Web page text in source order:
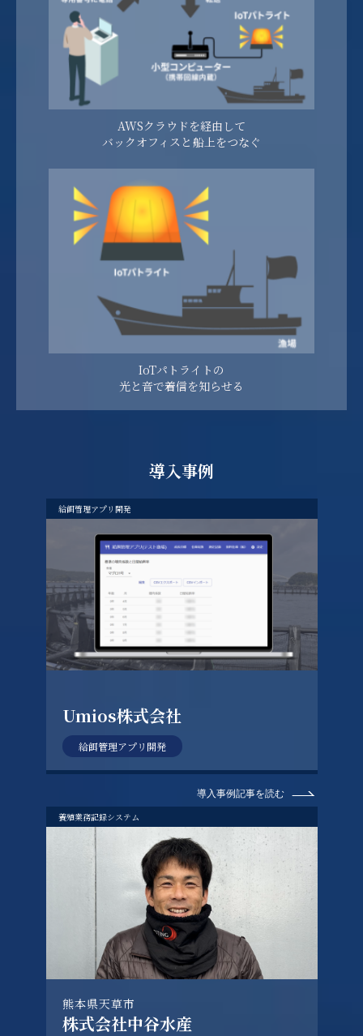
AWSクラウドを経由して
バックオフィスと船上をつなぐ
IoTパトライトの
光と音で着信を知らせる
導入事例
給餌管理アプリ開発
Umios株式会社
給餌管理アプリ開発
導入事例記事を読む
養殖業務記録システム
熊本県天草市
株式会社中谷水産